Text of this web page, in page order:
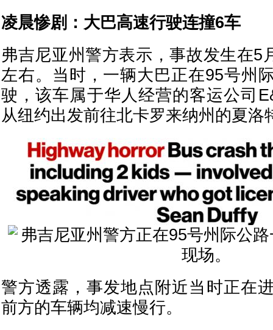
凌晨惨剧：大巴高速行驶连撞6车
弗吉尼亚州警方表示，事故发生在5
左右。当时，一辆大巴正在95号州
驶，该车属于华人经营的客运公司
从纽约出发前往北卡罗来纳州的夏洛
警方透露，事发地点附近当时正在
前方的车辆均减速慢行。